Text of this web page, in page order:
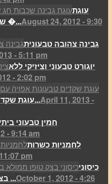
עוגת
שכבות גבינה וביסקוויטים �...August 24, 2012 - 9:30
גבינה צהובה טבעונית
- 5:11 pm
יוגורט טבעוני וציזיקי ללא
- 2:02 pm
עוגת שקדים, לוטוס קרמל ושוקולד...April 11, 2013 -
חמין טבעוני
- 9:14 am
לחמניות כשרות
pm
כיסוני
בצק טופו ממולא בשעועית ...October 1, 2012 - 4:26